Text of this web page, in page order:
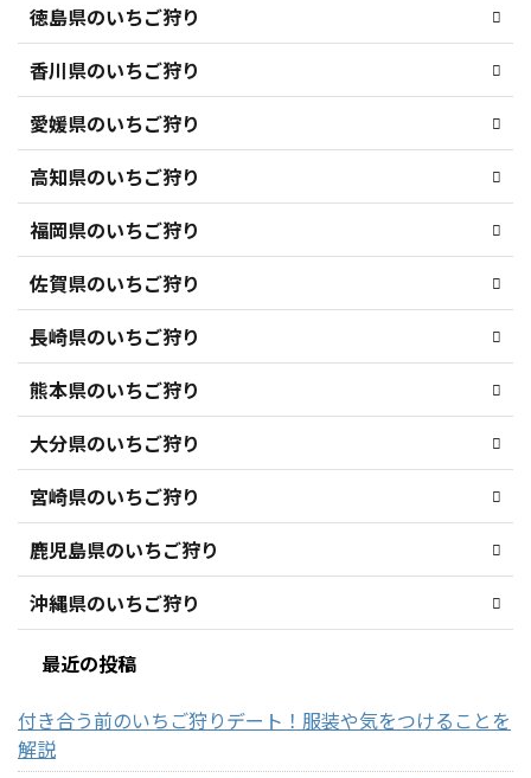
徳島県のいちご狩り
香川県のいちご狩り
愛媛県のいちご狩り
高知県のいちご狩り
福岡県のいちご狩り
佐賀県のいちご狩り
長崎県のいちご狩り
熊本県のいちご狩り
大分県のいちご狩り
宮崎県のいちご狩り
鹿児島県のいちご狩り
沖縄県のいちご狩り
最近の投稿
付き合う前のいちご狩りデート！服装や気をつけることを
解説